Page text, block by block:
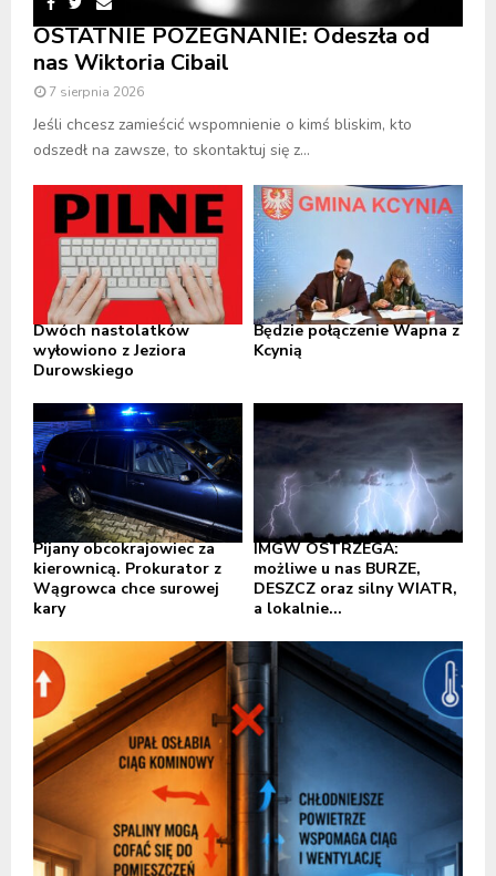
OSTATNIE POŻEGNANIE: Odeszła od
nas Wiktoria Cibail
7 sierpnia 2026
Jeśli chcesz zamieścić wspomnienie o kimś bliskim, kto
odszedł na zawsze, to skontaktuj się z...
Dwóch nastolatków
wyłowiono z Jeziora
Durowskiego
Będzie połączenie Wapna z
Kcynią
Pijany obcokrajowiec za
kierownicą. Prokurator z
Wągrowca chce surowej
kary
IMGW OSTRZEGA:
możliwe u nas BURZE,
DESZCZ oraz silny WIATR,
a lokalnie...